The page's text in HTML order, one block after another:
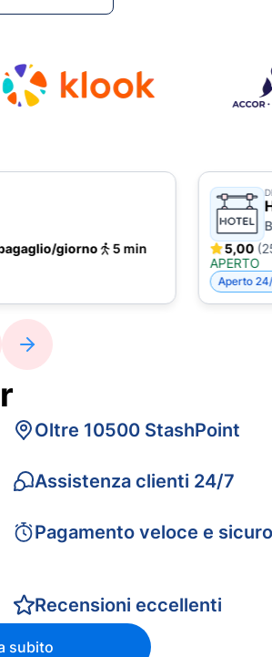
questa sede!
giorno
5 min
5,00
APERTO
Aperto
Oltre 10500 StashPoint
Assistenza clienti 24/7
Pagamento veloce e sicuro
Recensioni eccellenti
subito